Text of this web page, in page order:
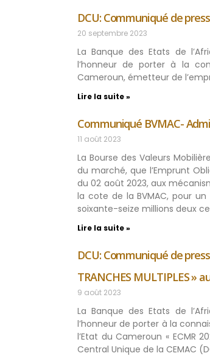
DCU: Communiqué de
20 septembre 2023
La Banque des Etats de
l’honneur de porter à la
Cameroun, émetteur de
Lire la suite »
Communiqué BVMAC-
11 août 2023
La Bourse des Valeurs
du marché, que l’Emprunt
du 02 août 2023, aux
la cote de la BVMAC, pour
soixante-seize millions deux
Lire la suite »
DCU: Communiqué de
TRANCHES MULTIPLES »
9 août 2023
La Banque des Etats de
l’honneur de porter à la
l’Etat du Cameroun « ECMR
Central Unique de la CEMAC